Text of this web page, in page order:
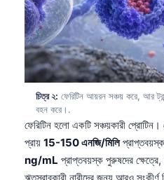
চিত্র ২: ফেরিটিন আয়রন সঞ্চয় করে, আর
বহন করে।.
ফেরিটিন হলো একটি সঞ্চয়কারী প্রোটিন।
প্রায় 15-150 এনজি/মিলিপ্রাপ্তবয়স্ক
ng/mL প্রাপ্তবয়স্ক পুরুষদের
ঋতুস্রাবকারী নারীদের জন্য আরও সংকীর্ণ